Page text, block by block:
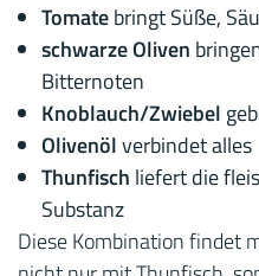
Tomatebringt Süße,
schwarze Oliven
Bitternoten
Knoblauch/Zwiebel
Olivenölverbindet alles
Thunfisch liefert die
Substanz
Diese Kombination findet